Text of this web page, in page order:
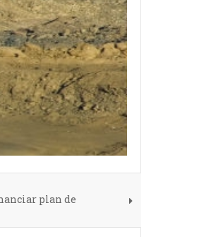
plan de